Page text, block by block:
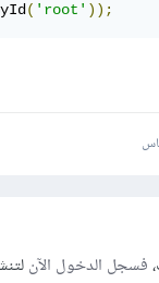
( 'root' ));
فسجل الدخول الآن